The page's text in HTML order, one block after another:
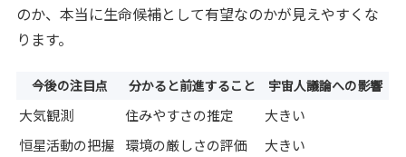
のか、本当に生命候補として有望なのかが見えやすくな
ります。
今後の注目点 分かると前進すること 宇宙人議論への影響
大気観測 住みやすさの推定
大きい
恒星活動の把握
環境の厳しさの評価 大きい